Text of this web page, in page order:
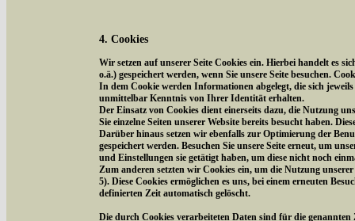
4. Cookies
Wir setzen auf unserer Seite Cookies ein. Hierbei handelt es
o.ä.) gespeichert werden, wenn Sie unsere Seite besuchen.
In dem Cookie werden Informationen abgelegt, die sich
unmittelbar Kenntnis von Ihrer Identität erhalten.
Der Einsatz von Cookies dient einerseits dazu, die Nutzung
Sie einzelne Seiten unserer Website bereits besucht haben.
Darüber hinaus setzen wir ebenfalls zur Optimierung der
gespeichert werden. Besuchen Sie unsere Seite erneut, um
und Einstellungen sie getätigt haben, um diese nicht noch
Zum anderen setzten wir Cookies ein, um die Nutzung
5). Diese Cookies ermöglichen es uns, bei einem erneuten
definierten Zeit automatisch gelöscht.
Die durch Cookies verarbeiteten Daten sind für die